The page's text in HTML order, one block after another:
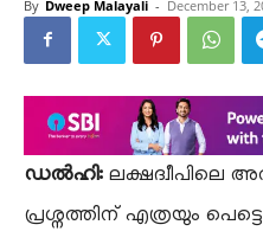
By Dweep Malayali - December 13,
ഡൽഹി:ലക്ഷദ്വീപിലെ
പ്രശ്നത്തിന് എത്രയും